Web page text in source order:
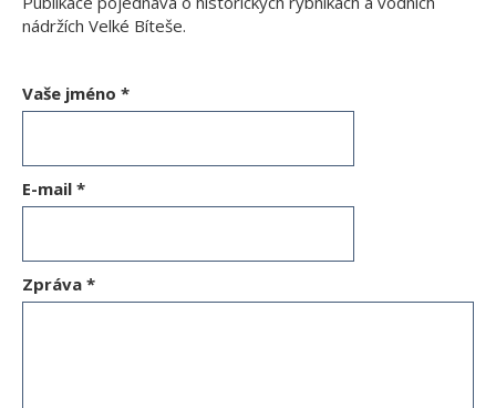
nádržích Velké Bíteše.
Vaše jméno *
E-mail *
Zpráva *